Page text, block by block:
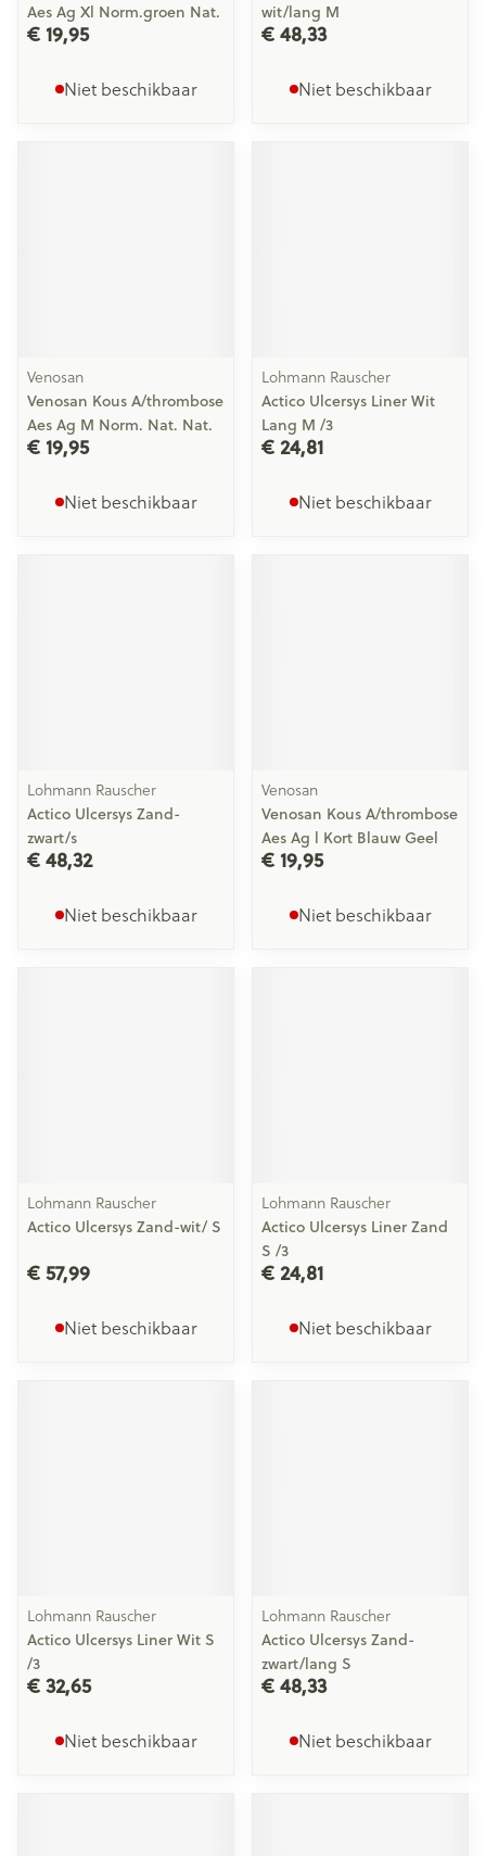
Aes Ag Xl Norm.groen Nat.
€ 19,95
Niet beschikbaar
wit/lang M
€ 48,33
Niet beschikbaar
Venosan
Venosan Kous A/thrombose
Aes Ag M Norm. Nat. Nat.
€ 19,95
Niet beschikbaar
Lohmann Rauscher
Actico Ulcersys Liner Wit
Lang M /3
€ 24,81
Niet beschikbaar
Lohmann Rauscher
Actico Ulcersys Zand-
zwart/s
€ 48,32
Niet beschikbaar
Venosan
Venosan Kous A/thrombose
Aes Ag l Kort Blauw Geel
€ 19,95
Niet beschikbaar
Lohmann Rauscher
Actico Ulcersys Zand-wit/ S
€ 57,99
Niet beschikbaar
Lohmann Rauscher
Actico Ulcersys Liner Zand
S /3
€ 24,81
Niet beschikbaar
Lohmann Rauscher
Actico Ulcersys Liner Wit S
/3
€ 32,65
Niet beschikbaar
Lohmann Rauscher
Actico Ulcersys Zand-
zwart/lang S
€ 48,33
Niet beschikbaar